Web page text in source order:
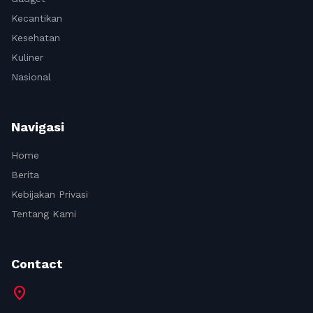
Kecantikan
Kesehatan
Kuliner
Nasional
Navigasi
Home
Berita
Kebijakan Privasi
Tentang Kami
Contact
location_on